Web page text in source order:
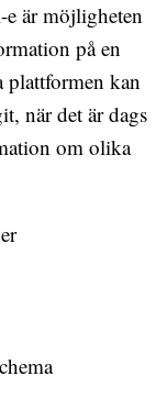
e är möjligheten
på en
plattformen kan
när det är dags
om olika